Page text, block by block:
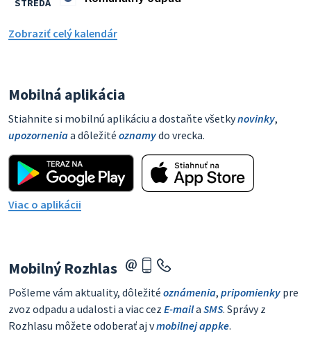
STREDA
Zobraziť celý kalendár
Mobilná aplikácia
Stiahnite si mobilnú aplikáciu a dostaňte všetkynovinky,
upozorneniaa dôležité oznamydo vrecka.
Viac o aplikácii
Mobilný Rozhlas
Pošleme vám aktuality, dôležité oznámenia, pripomienky pre
zvoz odpadu a udalosti a viac cez E-maila SMS. Správy z
Rozhlasu môžete odoberať aj vmobilnej appke.